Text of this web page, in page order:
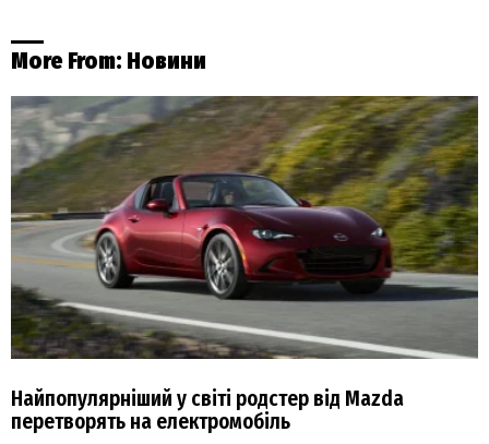
More From: Новини
Найпопулярніший у світі родстер від Mazda
перетворять на електромобіль